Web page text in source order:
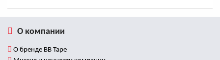
О компании
О бренде BB Tape